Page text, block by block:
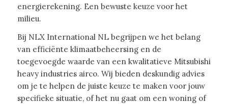
energierekening. Een bewuste keuze voor het
milieu.
Bij NLX International NL begrijpen we het belang
van efficiënte klimaatbeheersing en de
toegevoegde waarde van een kwalitatieve Mitsubishi
heavy industries airco. Wij bieden deskundig advies
om je te helpen de juiste keuze te maken voor jouw
specifieke situatie, of het nu gaat om een woning of